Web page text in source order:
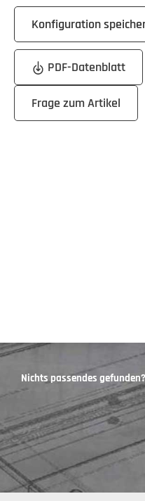
Konfiguration
PDF-Datenblatt
Frage zum Artikel
Nichts passendes gefunden?